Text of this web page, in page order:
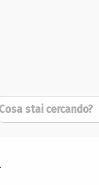
ricerca